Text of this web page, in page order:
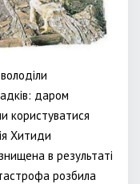
даром
користуватися
Хитиди
в результаті
розбила